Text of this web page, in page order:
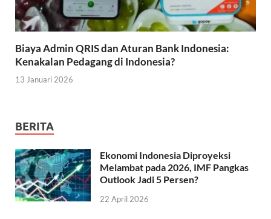
Biaya Admin QRIS dan Aturan Bank Indonesia:
Kenakalan Pedagang di Indonesia?
13 Januari 2026
BERITA
Ekonomi Indonesia Diproyeksi
Melambat pada 2026, IMF Pangkas
Outlook Jadi 5 Persen?
22 April 2026